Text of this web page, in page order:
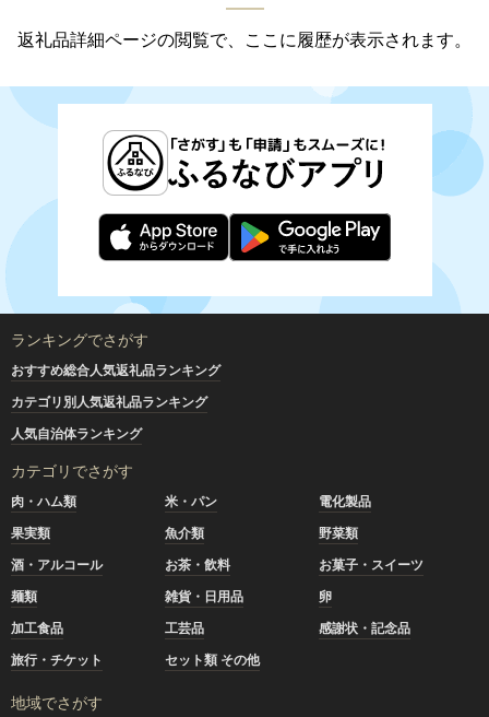
返礼品詳細ページの閲覧で、ここに履歴が表示されます。
ランキングでさがす
おすすめ総合人気返礼品ランキング
カテゴリ別人気返礼品ランキング
人気自治体ランキング
カテゴリでさがす
肉・ハム類 米・パン
電化製品
果実類
魚介類
野菜類
酒・アルコール
お茶・飲料
お菓子・スイーツ
麺類
雑貨・日用品
卵
加工食品
工芸品
感謝状・記念品
旅行・チケット
セット類 その他
地域でさがす